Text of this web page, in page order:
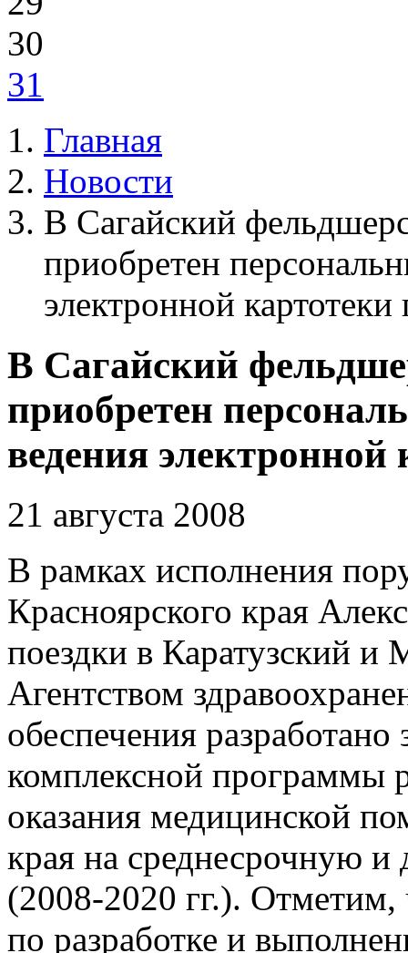
30
31
Главная
Новости
В Сагайский
приобретен
электронной картотеки
В Сагайский
приобретен
ведения электронной
21 августа 2008
В рамках исполнения
Красноярского края
поездки в Каратузский
Агентством
обеспечения
комплексной программы
оказания медицинской
края на среднесрочную и
(2008-2020 гг.). Отметим,
по разработке и